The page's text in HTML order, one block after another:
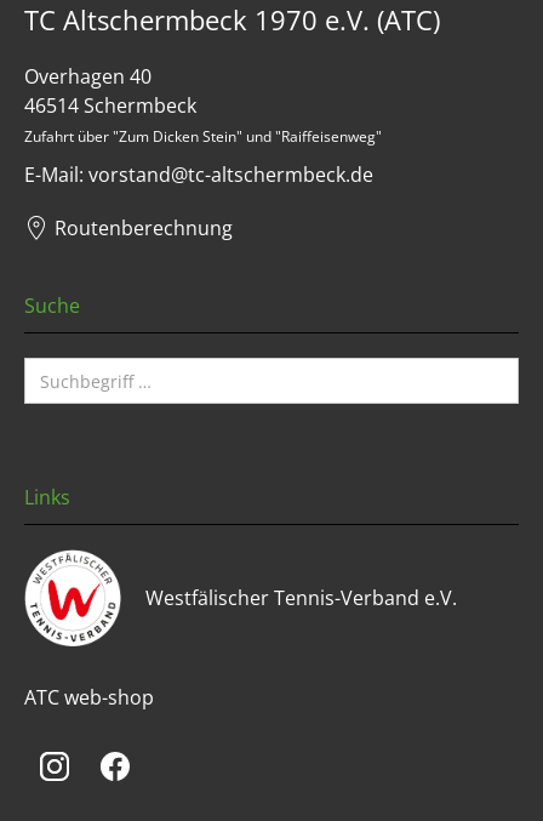
TC Altschermbeck 1970 e.V. (ATC)
Overhagen 40
46514 Schermbeck
Zufahrt über "Zum Dicken Stein" und "Raiffeisenweg"
E-Mail: vorstand@tc-altschermbeck.de
Routenberechnung
Suche
Links
Westfälischer Tennis-Verband e.V.
ATC web-shop